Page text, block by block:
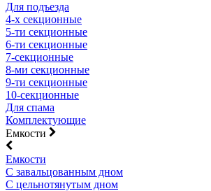
Для подъезда
4-х секционные
5-ти секционные
6-ти секционные
7-секционные
8-ми секционные
9-ти секционные
10-секционные
Для спама
Комплектующие
Емкости
Емкости
С завальцованным дном
С цельнотянутым дном